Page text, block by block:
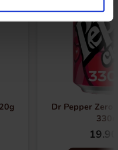
Dr Pepper Zero